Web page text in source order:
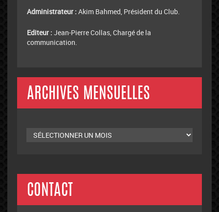
Administrateur : Akim Bahmed, Président du Club.
Editeur : Jean-Pierre Collas, Chargé de la
communication.
ARCHIVES MENSUELLES
CONTACT